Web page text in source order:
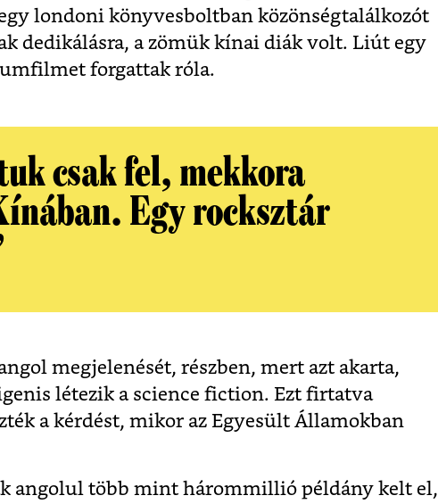
londoni könyvesboltban közönségtalálkozót
dedikálásra, a zömük kínai diák volt. Liút egy
forgattak róla.
csak fel, mekkora
Egy rocksztár
megjelenését, részben, mert azt akarta,
létezik a science fiction. Ezt firtatva
a kérdést, mikor az Egyesült Államokban
angolul több mint hárommillió példány kelt el,